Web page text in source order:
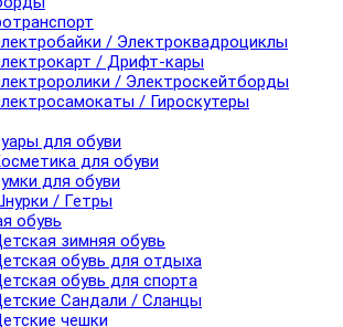
/ Электроквадроциклы
/ Дрифт-кары
/ Электроскейтборды
/ Гироскутеры
для обуви
для обуви
для обуви
/ Гетры
обувь
зимняя обувь
обувь для отдыха
обувь для спорта
Сандали / Сланцы
чешки